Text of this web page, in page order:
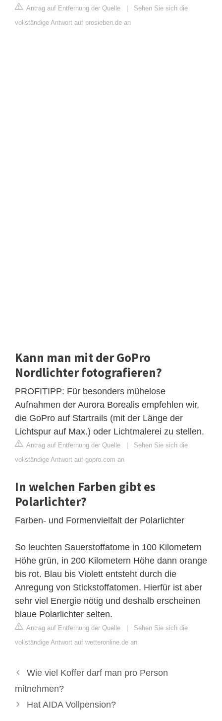
Antrag auf Entfernung der Quelle | Sehen Sie sich die
vollständige Antwort auf prosieben.de an
Kann man mit der GoPro
Nordlichter fotografieren?
PROFITIPP: Für besonders mühelose
Aufnahmen der Aurora Borealis empfehlen wir,
die GoPro auf Startrails (mit der Länge der
Lichtspur auf Max.) oder Lichtmalerei zu stellen.
Antrag auf Entfernung der Quelle | Sehen Sie sich die
vollständige Antwort auf gopro.com an
In welchen Farben gibt es
Polarlichter?
Farben- und Formenvielfalt der Polarlichter
So leuchten Sauerstoffatome in 100 Kilometern
Höhe grün, in 200 Kilometern Höhe dann orange
bis rot. Blau bis Violett entsteht durch die
Anregung von Stickstoffatomen. Hierfür ist aber
sehr viel Energie nötig und deshalb erscheinen
blaue Polarlichter selten.
Antrag auf Entfernung der Quelle | Sehen Sie sich die
vollständige Antwort auf wetteronline.de an
Wie viel Koffer darf man pro Person
mitnehmen?
Hat AIDA Vollpension?